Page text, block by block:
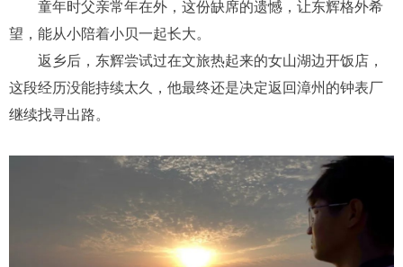
童年时父亲常年在外，这份缺席的遗憾，让东辉格外希
望，能从小陪着小贝一起长大。
返乡后 ， 东辉尝试过在文旅热起来的女山湖边开饭店 ，
这段经历没能持续太久
，他最终还是决定返回漳州的钟表厂
继续找寻出路。